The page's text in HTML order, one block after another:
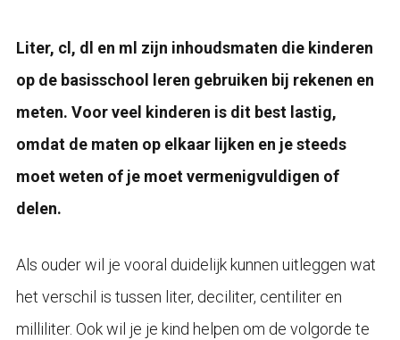
Liter, cl, dl en ml zijn inhoudsmaten die kinderen
op de basisschool leren gebruiken bij rekenen en
meten. Voor veel kinderen is dit best lastig,
omdat de maten op elkaar lijken en je steeds
moet weten of je moet vermenigvuldigen of
delen.
Als ouder wil je vooral duidelijk kunnen uitleggen wat
het verschil is tussen liter, deciliter, centiliter en
milliliter. Ook wil je je kind helpen om de volgorde te